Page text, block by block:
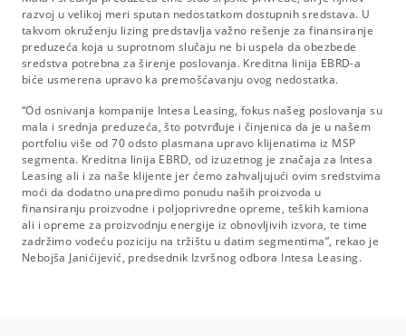
razvoj u velikoj meri sputan nedostatkom dostupnih sredstava. U
takvom okruženju lizing predstavlja važno rešenje za finansiranje
preduzeća koja u suprotnom slučaju ne bi uspela da obezbede
sredstva potrebna za širenje poslovanja. Kreditna linija EBRD-a
biće usmerena upravo ka premošćavanju ovog nedostatka.
“Od osnivanja kompanije Intesa Leasing, fokus našeg poslovanja su
mala i srednja preduzeća, što potvrđuje i činjenica da je u našem
portfoliu više od 70 odsto plasmana upravo klijenatima iz MSP
segmenta. Kreditna linija EBRD, od izuzetnog je značaja za Intesa
Leasing ali i za naše klijente jer ćemo zahvaljujući ovim sredstvima
moći da dodatno unapredimo ponudu naših proizvoda u
finansiranju proizvodne i poljoprivredne opreme, teških kamiona
ali i opreme za proizvodnju energije iz obnovljivih izvora, te time
zadržimo vodeću poziciju na tržištu u datim segmentima”, rekao je
Nebojša Janićijević, predsednik Izvršnog odbora Intesa Leasing.